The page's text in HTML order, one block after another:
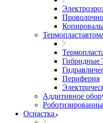
Периферия
Аддитивное
Оснастка